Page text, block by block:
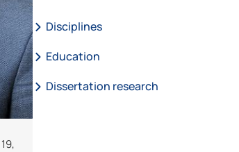
Disciplines
Education
Dissertation research